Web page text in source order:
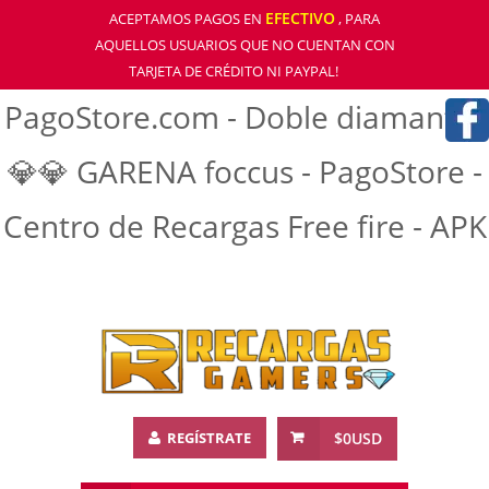
ACEPTAMOS PAGOS EN EFECTIVO, PARA
AQUELLOS USUARIOS QUE NO CUENTAN CON
TARJETA DE CRÉDITO NI PAYPAL!
PagoStore.com - Doble diamantre
💎💎 GARENA foccus - PagoStore -
Centro de Recargas Free fire - APK
$0USD
REGÍSTRATE